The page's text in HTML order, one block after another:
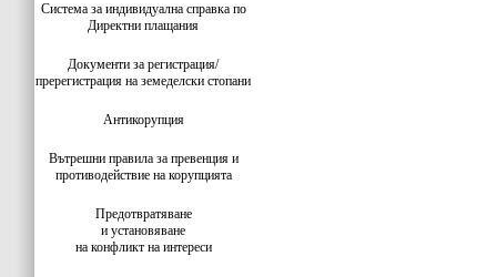
Система за индивидуaлна справка по
Директни плащания
Документи за регистрация/
пререгистрация на земеделски стопани
Антикорупция
Вътрешни правила за превенция и
противодействие на корупцията
Предотвратяване
и установяване
на конфликт на интереси